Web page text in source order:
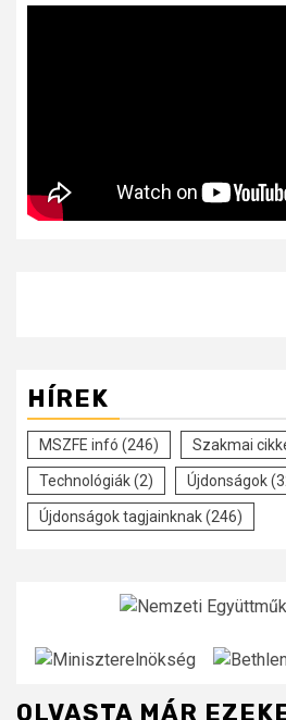
HÍREK
MSZFE infó (246) Szakmai
Technológiák(2) Újdonságok
Újdonságok tagjainknak(246)
OLVASTA MÁR